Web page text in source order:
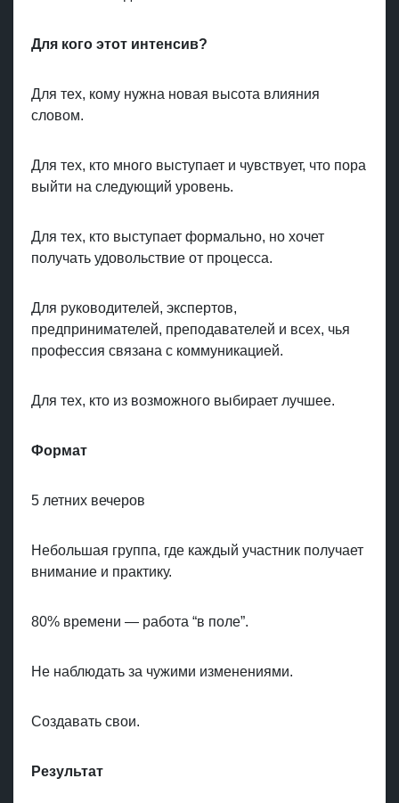
Для кого этот интенсив?
Для тех, кому нужна новая высота влияния
словом.
Для тех, кто много выступает и чувствует, что пора
выйти на следующий уровень.
Для тех, кто выступает формально, но хочет
получать удовольствие от процесса.
Для руководителей, экспертов,
предпринимателей, преподавателей и всех, чья
профессия связана с коммуникацией.
Для тех, кто из возможного выбирает лучшее.
Формат
5 летних вечеров
Небольшая группа, где каждый участник получает
внимание и практику.
80% времени — работа “в поле”.
Не наблюдать за чужими изменениями.
Создавать свои.
Результат